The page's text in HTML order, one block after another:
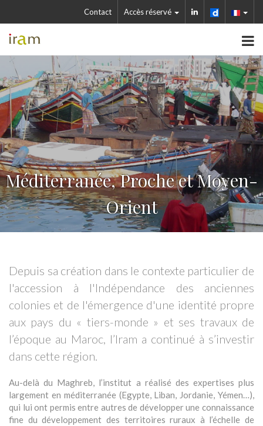
Contact Accès réservé
Méditerranée, Proche et Moyen-
Orient
Depuis sa création dans le contexte particulier de
l'accession à l'Indépendance des anciennes
colonies et de l'émergence d'une identité propre
aux pays du « tiers-monde » et ses travaux de
l’époque au Maroc, l’Iram a continué à s’investir
dans cette région.
Au-delà du Maghreb, l’institut a réalisé des expertises plus
largement en méditerranée (Egypte, Liban, Jordanie, Yémen…),
qui lui ont permis entre autres de développer une connaissance
fine du développement des territoires ruraux à l’échelle de